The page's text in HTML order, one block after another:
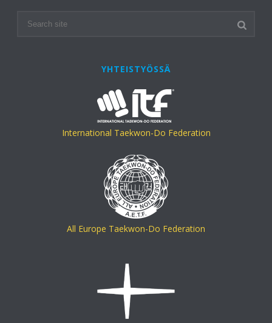
YHTEISTYÖSSÄ
International Taekwon-Do Federation
All Europe Taekwon-Do Federation